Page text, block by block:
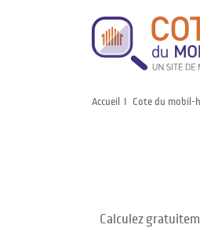
Accueil Cote du mobil-
Calculez